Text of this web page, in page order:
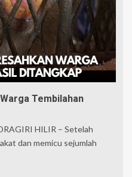
Tembilahan
HILIR – Setelah
dan memicu sejumlah